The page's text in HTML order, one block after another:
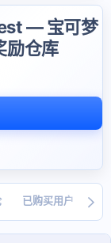
— 宝可梦
励仓库
已购买用户